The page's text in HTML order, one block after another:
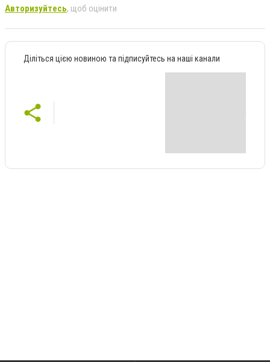
Авторизуйтесь, щоб оцінити
Діліться цією новиною та підписуйтесь на наші канали